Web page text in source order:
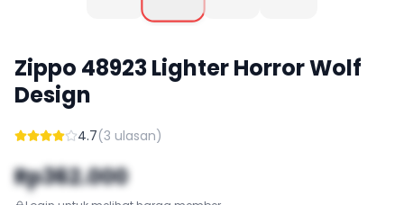
Zippo 48923Lighter Horror Wolf
Design
4.7(3 ulasan)
Rp362.000